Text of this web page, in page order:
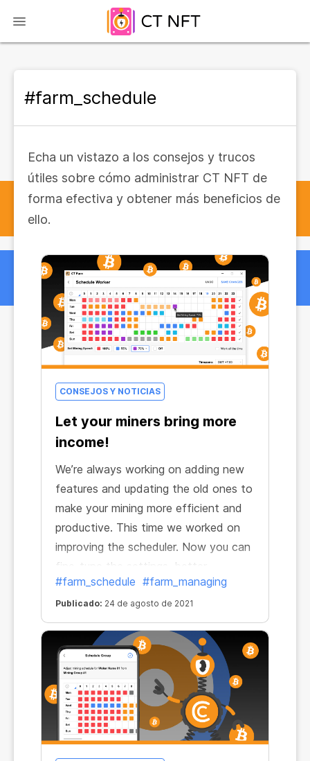
#farm_schedule
Echa un vistazo a los consejos y trucos
útiles sobre cómo administrar CT NFT de
forma efectiva y obtener más beneficios de
ello.
CONSEJOS Y NOTICIAS
Let your miners bring more
income!
We’re always working on adding new
features and updating the old ones to
make your mining more efficient and
productive. This time we worked on
improving the scheduler. Now you can
fine-tune the settings, better
distribute the miner load and make
your miners bring you bigger profits!
#farm_schedule #farm_managing
Publicado: 24 de agosto de 2021